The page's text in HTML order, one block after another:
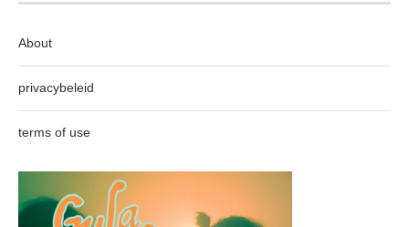
About
privacybeleid
terms of use